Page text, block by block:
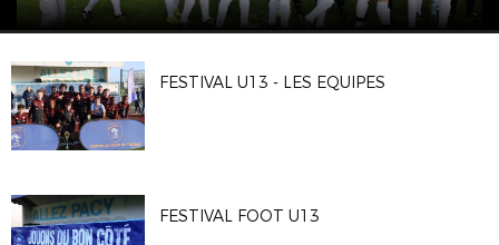
FESTIVAL U13 - LES EQUIPES
FESTIVAL FOOT U13